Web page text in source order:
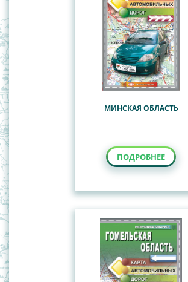
МИНСКАЯ ОБЛАСТЬ
ПОДРОБНЕЕ